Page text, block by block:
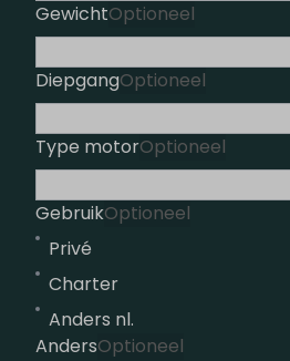
GewichtOptioneel
DiepgangOptioneel
Type motorOptioneel
GebruikOptioneel
Privé
Charter
Anders nl.
AndersOptioneel